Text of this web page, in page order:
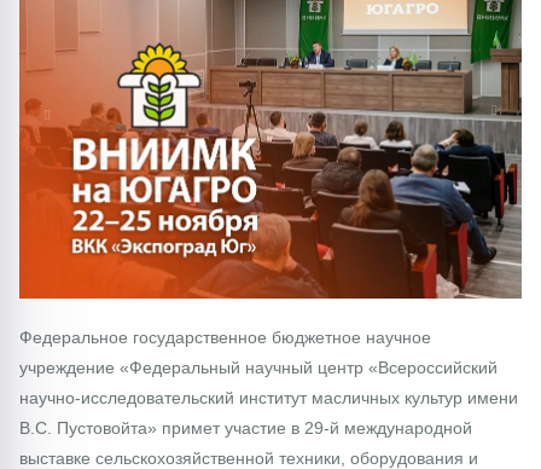
1/0
Федеральное государственное бюджетное научное
учреждение «Федеральный научный центр «Всероссийский
научно-исследовательский институт масличных культур имени
В.С. Пустовойта» примет участие в 29-й международной
выставке сельскохозяйственной техники, оборудования и